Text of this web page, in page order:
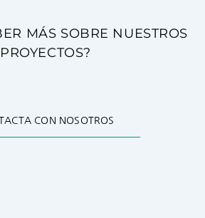
MÁS SOBRE NUESTROS
PROYECTOS?
CON NOSOTROS